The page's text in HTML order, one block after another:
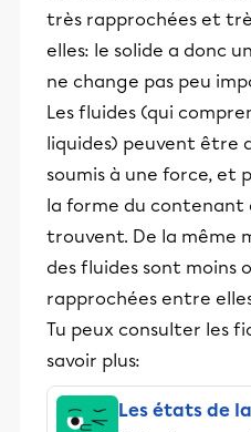
très rapprochées et
elles: le solide a donc
ne change pas peu
Les fluides (qui
liquides) peuvent être
soumis à une force, et
la forme du contenant
trouvent. De la même
des fluides sont moins
rapprochées entre
Tu peux consulter les
savoir plus:
Les états de